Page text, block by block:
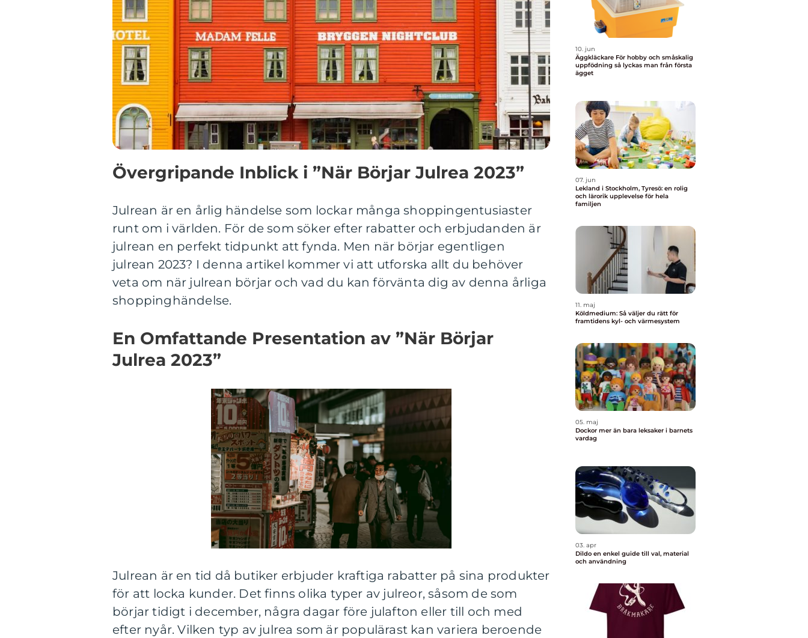
Övergripande Inblick i ”När Börjar Julrea 2023”
Julrean är en årlig händelse som lockar många shoppingentusiaster
runt om i världen. För de som söker efter rabatter och erbjudanden är
julrean en perfekt tidpunkt att fynda. Men när börjar egentligen
julrean 2023? I denna artikel kommer vi att utforska allt du behöver
veta om när julrean börjar och vad du kan förvänta dig av denna årliga
shoppinghändelse.
En Omfattande Presentation av ”När Börjar
Julrea 2023”
Julrean är en tid då butiker erbjuder kraftiga rabatter på sina produkter
för att locka kunder. Det finns olika typer av julreor, såsom de som
börjar tidigt i december, några dagar före julafton eller till och med
efter nyår. Vilken typ av julrea som är populärast kan variera beroende
10. jun
Äggkläckare För hobby och småskalig
uppfödning så lyckas man från första
ägget
07. jun
Lekland i Stockholm, Tyresö: en rolig
och lärorik upplevelse för hela
familjen
11. maj
Köldmedium: Så väljer du rätt för
framtidens kyl- och värmesystem
05. maj
Dockor mer än bara leksaker i barnets
vardag
03. apr
Dildo en enkel guide till val, material
och användning